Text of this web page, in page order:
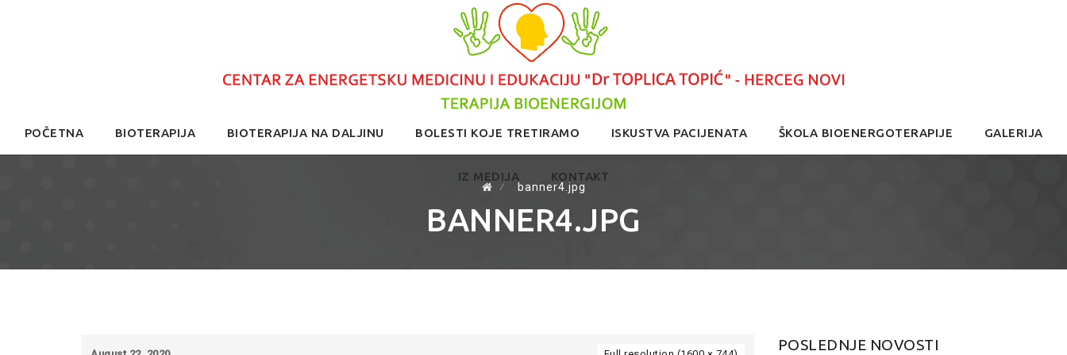
content
POČETNA BIOTERAPIJA BIOTERAPIJA NA DALJINU BOLESTI KOJE TRETIRAMO ISKUSTVA PACIJENATA ŠKOLA BIOENERGOTERAPIJE GALERIJA
IZ MEDIJA KONTAKT
⁄ banner4.jpg
BANNER4.JPG
POSLEDNJE NOVOSTI